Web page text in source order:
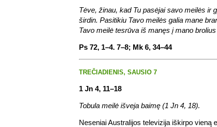
Tėve, žinau, kad Tu pasėjai savo meilės ir
širdin. Pasitikiu Tavo meilės galia mane
Tavo meilė tesrūva iš manęs į mano
Ps 72, 1–4. 7–8; Mk 6, 34–44
TREČIADIENIS, SAUSIO 7
1 Jn 4, 11–18
Tobula meilė išveja baimę (1 Jn 4, 18).
Neseniai Australijos televizija iškirpo vieną